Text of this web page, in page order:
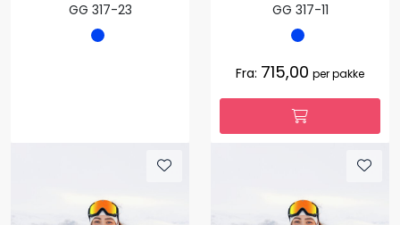
GG 317-23 GG 317-11
Fra: 715,00 per pakke